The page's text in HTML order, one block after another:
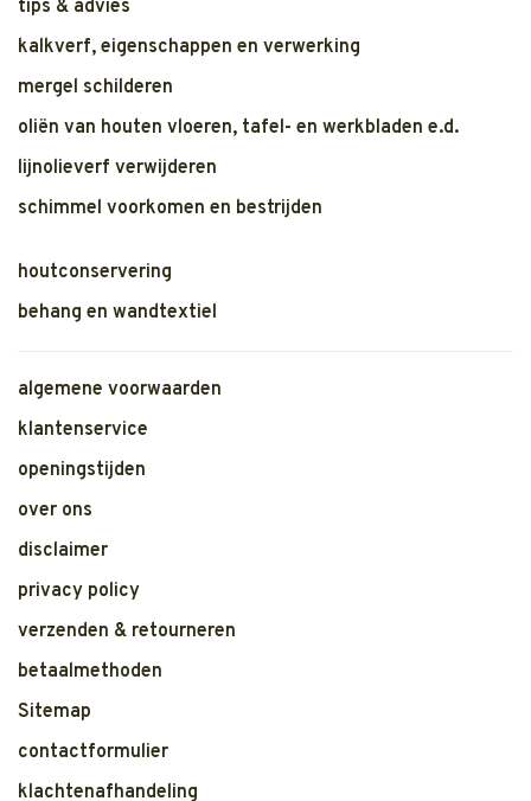
tips & advies
kalkverf, eigenschappen en verwerking
mergel schilderen
oliën van houten vloeren, tafel- en werkbladen e.d.
lijnolieverf verwijderen
schimmel voorkomen en bestrijden
houtconservering
behang en wandtextiel
algemene voorwaarden
klantenservice
openingstijden
over ons
disclaimer
privacy policy
verzenden & retourneren
betaalmethoden
Sitemap
contactformulier
klachtenafhandeling